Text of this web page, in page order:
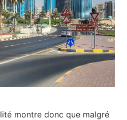
montre donc que malgré